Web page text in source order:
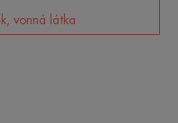
vonná látka